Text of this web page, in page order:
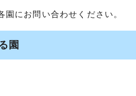
にお問い合わせください。
園